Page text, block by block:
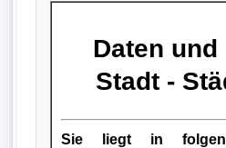
Daten
Stadt -
Sie liegt in